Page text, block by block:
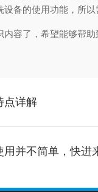
备的使用功能，所
了，希望能够帮助
点详解
并不简单，快进